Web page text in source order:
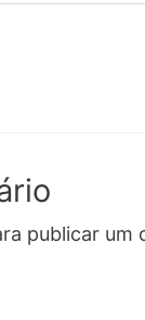
publicar um